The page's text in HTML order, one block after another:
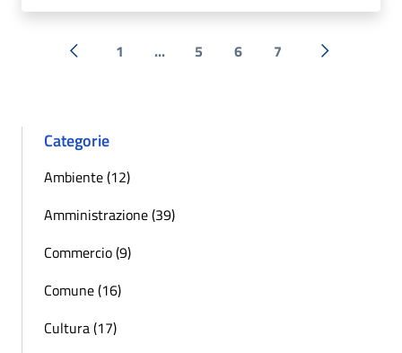
« Precedente
1 ... 5 6 7 Successiva
Categorie
Ambiente (12)
Amministrazione (39)
Commercio (9)
Comune (16)
Cultura (17)